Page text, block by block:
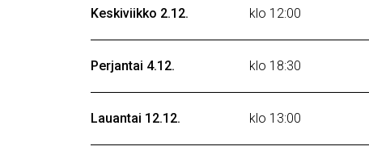
Keskiviikko 2.12. klo 12:00
Perjantai 4.12. klo 18:30
Lauantai 12.12. klo 13:00